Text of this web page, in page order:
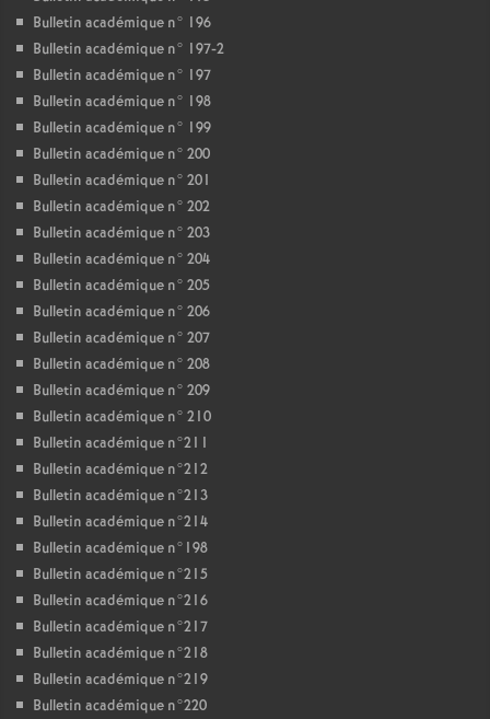
Bulletin académique n° 196
Bulletin académique n° 197-2
Bulletin académique n° 197
Bulletin académique n° 198
Bulletin académique n° 199
Bulletin académique n° 200
Bulletin académique n° 201
Bulletin académique n° 202
Bulletin académique n° 203
Bulletin académique n° 204
Bulletin académique n° 205
Bulletin académique n° 206
Bulletin académique n° 207
Bulletin académique n° 208
Bulletin académique n° 209
Bulletin académique n° 210
Bulletin académique n°211
Bulletin académique n°212
Bulletin académique n°213
Bulletin académique n°214
Bulletin académique n°198
Bulletin académique n°215
Bulletin académique n°216
Bulletin académique n°217
Bulletin académique n°218
Bulletin académique n°219
Bulletin académique n°220